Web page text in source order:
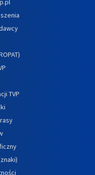
TVP